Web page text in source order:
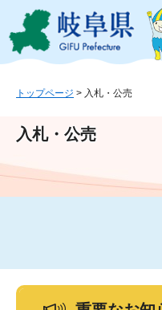
ジ
ュ
文
この
トップページ > 入札・公売
入札・公売